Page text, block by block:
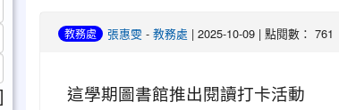
教務處 張惠雯 - 教務處 | 2025-10-09 | 點閱數： 761
這學期圖書館推出閱讀打卡活動
]